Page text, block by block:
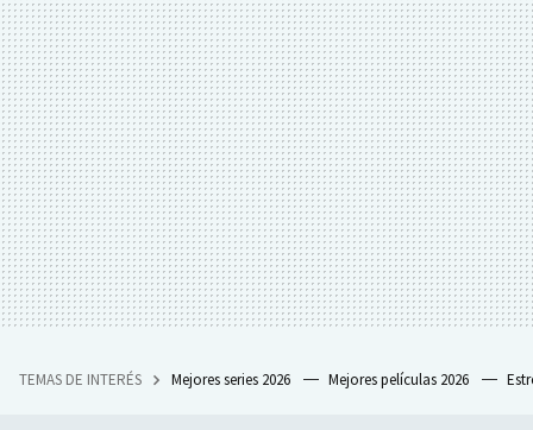
TEMAS DE INTERÉS Mejores series 2026 Mejores películas 2026